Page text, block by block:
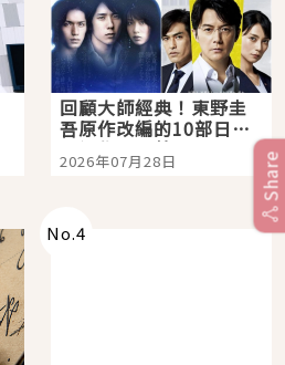
回顧大師經典！東野圭
吾原作改編的10部日本
影視作品推薦
2026年07月28日
No.4
Share